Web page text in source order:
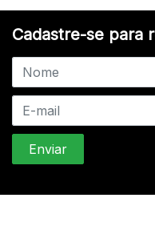
Cadastre-se para